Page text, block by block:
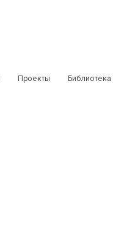
Проекты Библиотека